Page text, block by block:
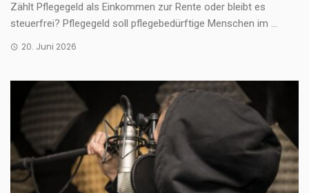
Zählt Pflegegeld als Einkommen zur Rente oder bleibt es
steuerfrei? Pflegegeld soll pflegebedürftige Menschen im ...
20. Juni 2026